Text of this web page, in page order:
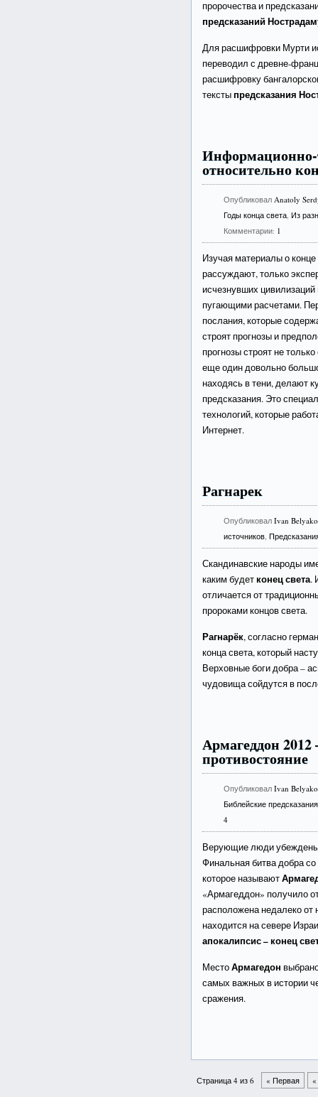
пророчества и
предсказаний
Для расшифровки Мурти
переводил с древне-
расшифровку
текстыпредсказания
Информационно-
относительно
ОпубликовалAnatoly
Годы конца света,Из
Комментарии: 1
Изучая материалы о
рассуждают, только
исчезнувших
пугающими расчетами.
послания, которые
строят прогнозы и
прогнозы строят не
еще один довольно
находясь в тени, делают
предсказания. Это
технологий, которые
Интернет.
Рагнарек
ОпубликовалIvan
источников,
Скандинавские народы
каким будетконец света.
отличается от
пророками концов света.
Рагнарёк, согласно
конца света, который
Верховные боги добра –
чудовища сойдутся в
Армагеддон 2012
противостояние
ОпубликовалIvan
Библейские предсказания
4
Верующие люди убеждены,
Финальная битва добра
которое называют
«Армагеддон» получило
расположена недалеко от
находится на севере
апокалипсис – конец
МестоАрмагедон
самых важных в истории
сражения.
Страница 4 из 6 « Первая «